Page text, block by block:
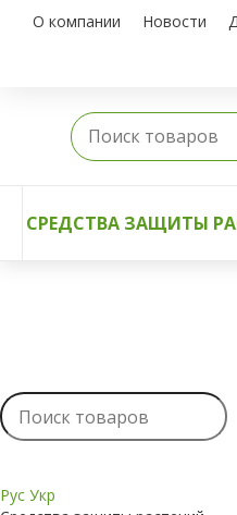
О компании Новости
СРЕДСТВА ЗАЩИТЫ
Рус Укр